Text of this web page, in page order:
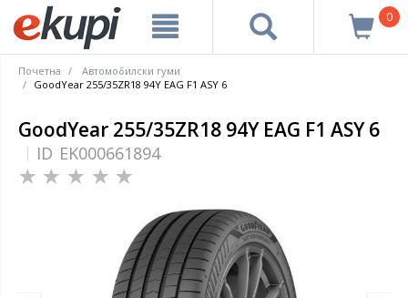
0
Почетна
Автомобилски гуми
GoodYear 255/35ZR18 94Y EAG F1 ASY 6
GoodYear 255/35ZR18 94Y EAG F1 ASY 6
ID EK000661894